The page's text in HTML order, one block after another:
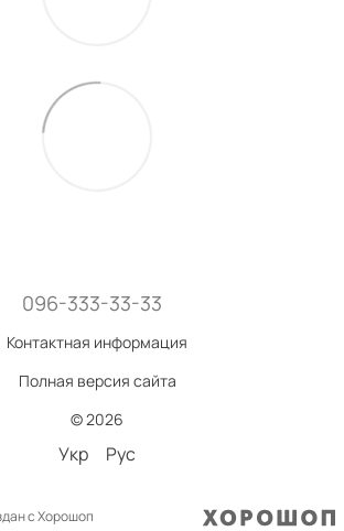
096-333-33-33
Контактная информация
Полная версия сайта
© 2026
Укр Рус
с Хорошоп